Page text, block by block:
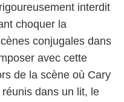
interdit
choquer la
conjugales dans
avec cette
de la scène où Cary
dans un lit, le